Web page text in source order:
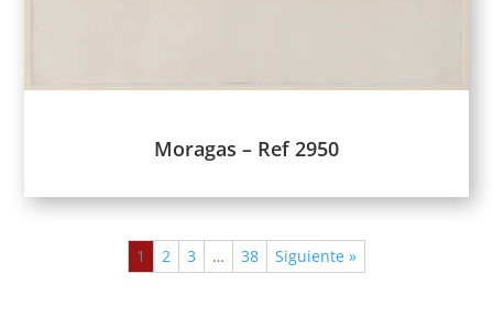
Moragas – Ref 2950
1 2 3 … 38 Siguiente »